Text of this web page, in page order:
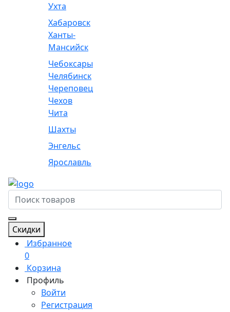
Ухта
Хабаровск
Ханты-
Мансийск
Чебоксары
Челябинск
Череповец
Чехов
Чита
Шахты
Энгельс
Ярославль
Скидки
Избранное
0
Корзина
Профиль
Войти
Регистрация